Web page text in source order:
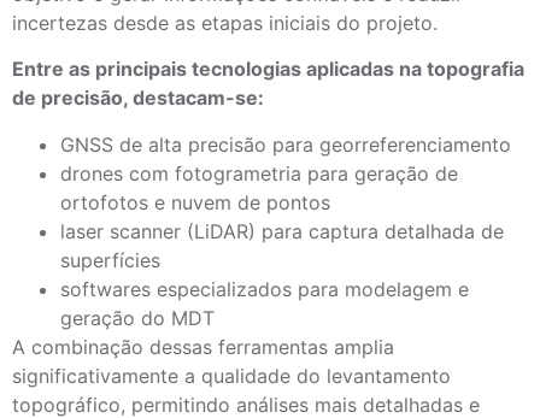
incertezas desde as etapas iniciais do projeto.
Entre as principais tecnologias aplicadas na topografia
de precisão, destacam-se:
GNSS de alta precisão para georreferenciamento
drones com fotogrametria para geração de
ortofotos e nuvem de pontos
laser scanner (LiDAR) para captura detalhada de
superfícies
softwares especializados para modelagem e
geração do MDT
A combinação dessas ferramentas amplia
significativamente a qualidade do levantamento
topográfico, permitindo análises mais detalhadas e